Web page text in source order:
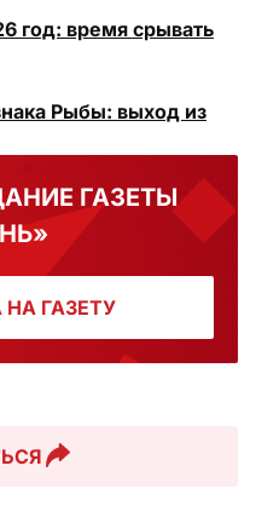
год: время срывать
Рыбы: выход из
ГАЗЕТЫ
ГАЗЕТУ